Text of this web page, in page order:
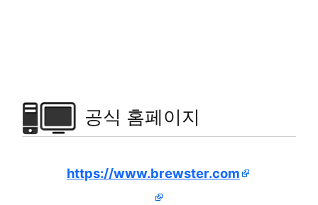
공식 홈페이지
https://www.brewster.com